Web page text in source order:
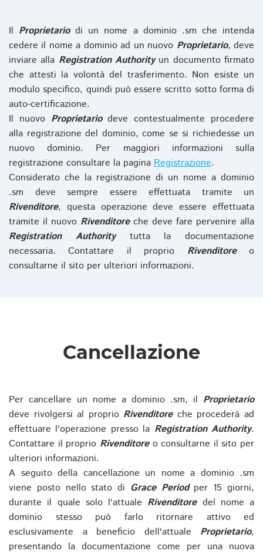
Il Proprietariodi un nome a dominio .sm che intenda
cedere il nome a dominio ad un nuovo Proprietario, deve
inviare alla Registration Authorityun documento firmato
che attesti la volontà del trasferimento. Non esiste un
modulo specifico, quindi può essere scritto sotto forma di
auto-certificazione.
Il nuovo Proprietariodeve contestualmente procedere
alla registrazione del dominio, come se si richiedesse un
nuovo dominio. Per maggiori informazioni sulla
registrazione consultare la pagina Registrazione.
Considerato che la registrazione di un nome a dominio
.sm deve sempre essere effettuata tramite un
Rivenditore, questa operazione deve essere effettuata
tramite il nuovo Rivenditoreche deve fare pervenire alla
Registration Authoritytutta la documentazione
necessaria. Contattare il proprio Rivenditoreo
consultarne il sito per ulteriori informazioni.
Cancellazione
Per cancellare un nome a dominio .sm, il Proprietario
deve rivolgersi al proprio Rivenditoreche procederà ad
effettuare l'operazione presso la Registration Authority.
Contattare il proprio Rivenditoreo consultarne il sito per
ulteriori informazioni.
A seguito della cancellazione un nome a dominio .sm
viene posto nello stato di Grace Periodper 15 giorni,
durante il quale solo l'attuale Rivenditoredel nome a
dominio stesso può farlo ritornare attivo ed
esclusivamente a beneficio dell'attuale Proprietario,
presentando la documentazione come per una nuova